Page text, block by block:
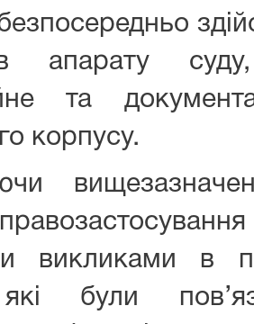
безпосередньо
апарату
та
корпусу.
викликами в
були